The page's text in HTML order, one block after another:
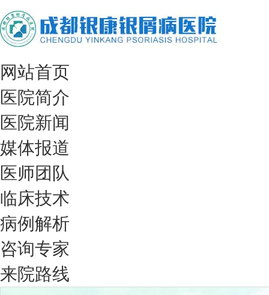
网站首页
医院简介
医院新闻
媒体报道
医师团队
临床技术
病例解析
咨询专家
来院路线